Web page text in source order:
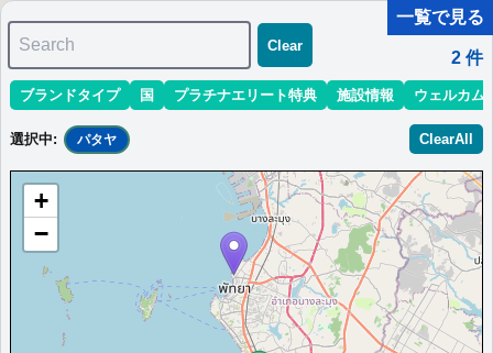
マリオット最新情報ホテル情報(アジア)ホテル特典攻略
1 - 2 件 / 全 2 件
並び替え 開業時期 エリア 地域
コートヤード・ノース・パタヤ
タイ・パタヤのスタイリッシュな当ホテルは、パタヤで人気の観
光スポットに近接しています。
パタヤ
一覧で見る
Search
Clear
2 件
ブランドタイプ 国 プラチナエリート特典 施設情報 ウェルカム
選択中: パタヤ ClearAll
+
−